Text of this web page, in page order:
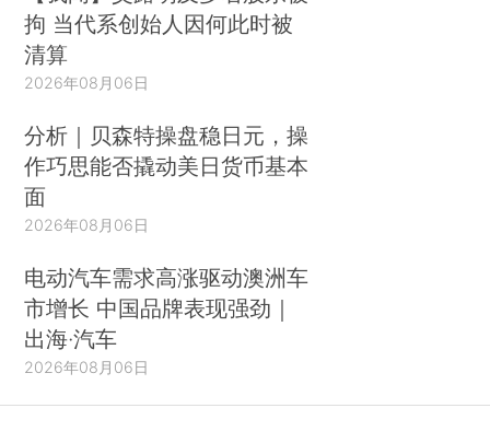
拘 当代系创始人因何此时被
清算
2026年08月06日
分析｜贝森特操盘稳日元，操
作巧思能否撬动美日货币基本
面
2026年08月06日
电动汽车需求高涨驱动澳洲车
市增长 中国品牌表现强劲｜
出海·汽车
2026年08月06日